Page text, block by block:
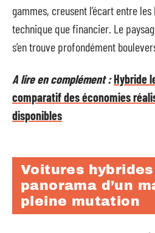
gammes, creusent l’écart entre
technique que financier. Le
s’en trouve profondément
A lire en complément :Hybride
comparatif des économies
disponibles
Voitures
panorama d’un
pleine mutation